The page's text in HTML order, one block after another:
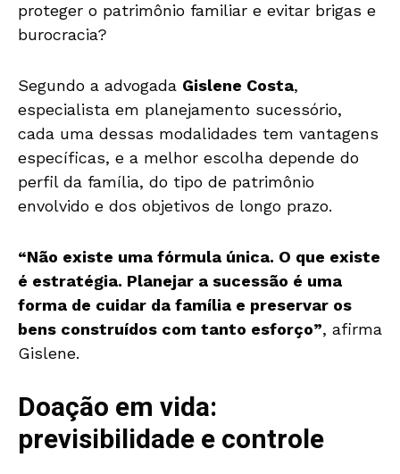
proteger o patrimônio familiar e evitar brigas e
burocracia?
Segundo a advogada Gislene Costa,
especialista em planejamento sucessório,
cada uma dessas modalidades tem vantagens
específicas, e a melhor escolha depende do
perfil da família, do tipo de patrimônio
envolvido e dos objetivos de longo prazo.
“Não existe uma fórmula única. O que existe
é estratégia. Planejar a sucessão é uma
forma de cuidar da família e preservar os
bens construídos com tanto esforço”, afirma
Gislene.
Doação em vida:
previsibilidade e controle